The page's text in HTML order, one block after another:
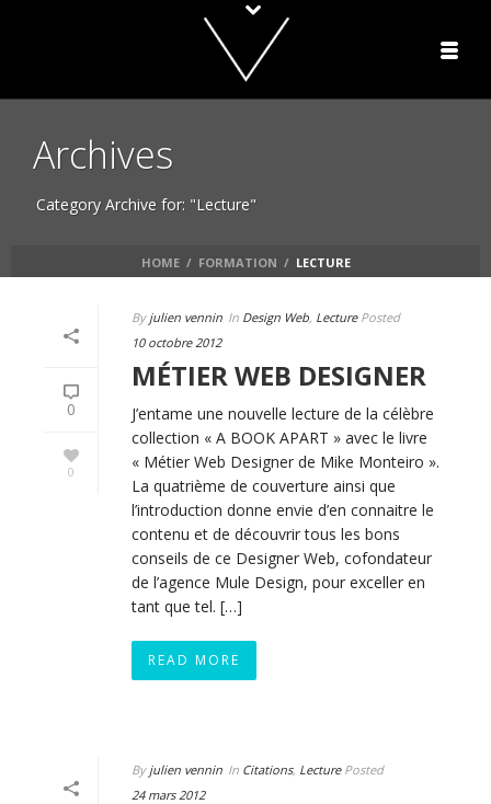
Archives
Category Archive for: "Lecture"
HOME / FORMATION / LECTURE
0
0
By julien vennin In Design Web, LecturePosted
10 octobre 2012
MÉTIER WEB DESIGNER
J’entame une nouvelle lecture de la célèbre
collection « A BOOK APART » avec le livre
« Métier Web Designer de Mike Monteiro ».
La quatrième de couverture ainsi que
l’introduction donne envie d’en connaitre le
contenu et de découvrir tous les bons
conseils de ce Designer Web, cofondateur
de l’agence Mule Design, pour exceller en
tant que tel. […]
READ MORE
By julien vennin In Citations, LecturePosted
24 mars 2012